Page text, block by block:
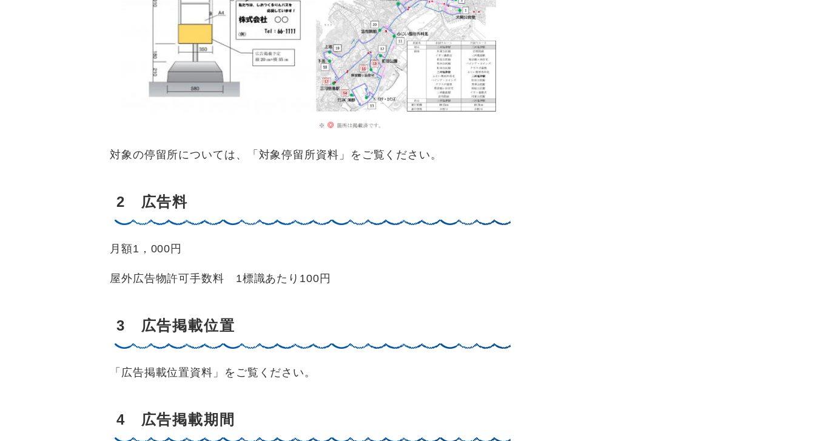
対象の停留所については、「対象停留所資料」をご覧ください。
2 広告料
月額1，000円
屋外広告物許可手数料 1標識あたり100円
3 広告掲載位置
「広告掲載位置資料」をご覧ください。
4 広告掲載期間